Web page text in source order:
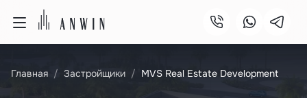
Главная Застройщики MVS Real Estate Development